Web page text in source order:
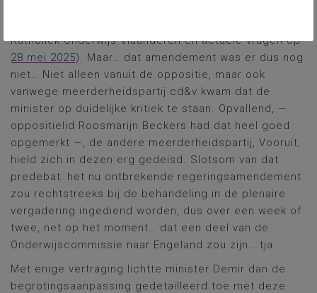
Katholiek Onderwijs Vlaanderen en actuele vragen op
28 mei 2025). Maar… dat amendement was er dus nog
niet… Niet alleen vanuit de oppositie, maar ook
vanwege meerderheidspartij cd&v kwam dat de
minister op duidelijke kritiek te staan. Opvallend, —
oppositielid Roosmarijn Beckers had dat heel goed
opgemerkt —, de andere meerderheidspartij, Vooruit,
hield zich in dezen erg gedeisd. Slotsom van dat
predebat: het nu ontbrekende regeringsamendement
zou rechtstreeks bij de behandeling in de plenaire
vergadering ingediend worden, dus over een week of
twee, net op het moment… dat een deel van de
Onderwijscommissie naar Engeland zou zijn… tja.
Met enige vertraging lichtte minister Demir dan de
begrotingsaanpassing gedetailleerd toe met deze